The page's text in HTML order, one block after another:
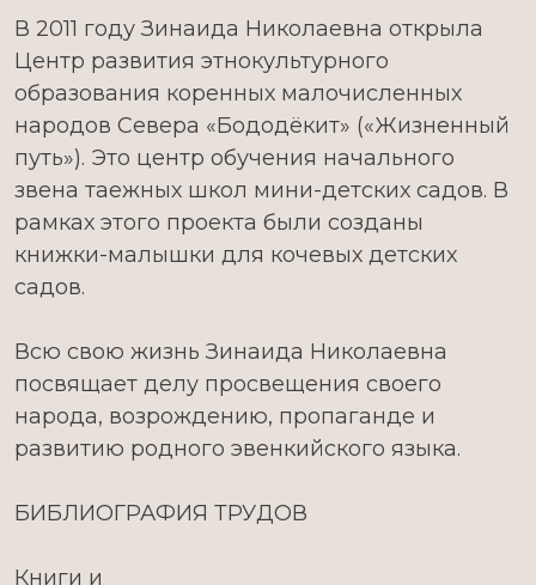
В 2011 году Зинаида Николаевна открыла
Центр развития этнокультурного
образования коренных малочисленных
народов Севера «Бододёкит» («Жизненный
путь»). Это центр обучения начального
звена таежных школ мини-детских садов. В
рамках этого проекта были созданы
книжки-малышки для кочевых детских
садов.
Всю свою жизнь Зинаида Николаевна
посвящает делу просвещения своего
народа, возрождению, пропаганде и
развитию родного эвенкийского языка.
БИБЛИОГРАФИЯ ТРУДОВ
Книги и